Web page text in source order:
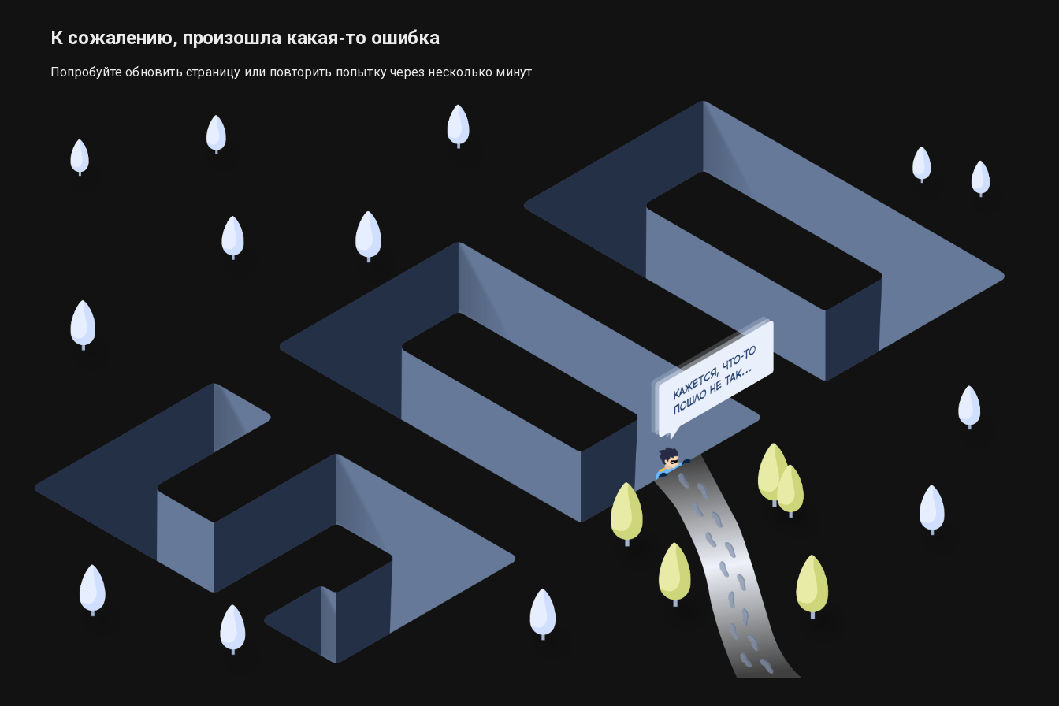
К сожалению, произошла какая‑то ошибка
Попробуйте обновить страницу или повторить попытку через несколько минут.